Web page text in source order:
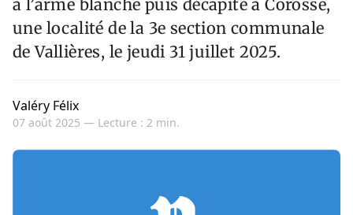
à l’arme blanche puis décapité à Corosse,
une localité de la 3e section communale
de Vallières, le jeudi 31 juillet 2025.
Valéry Félix
07 août 2025 — Lecture : 2 min.